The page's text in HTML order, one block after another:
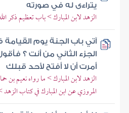
يتراءى له في صورته
الزهد لابن المبارك > باب تعظيم ذكر
آتي باب الجنة يوم
الجزء الثاني من أنت ؟
أمرت أن لا أفتح لأحد قبلك
الزهد لابن المبارك > ما رواه نعيم بن
المروزي عن ابن المبارك في كتاب